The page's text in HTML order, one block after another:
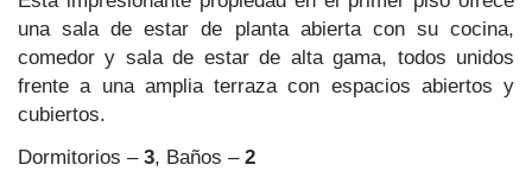
una sala de estar de planta abierta con su cocina,
comedor y sala de estar de alta gama, todos unidos
frente a una amplia terraza con espacios abiertos y
cubiertos.
Dormitorios – 3, Baños – 2